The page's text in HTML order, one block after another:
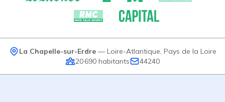
La Chapelle-sur-Erdre— Loire-Atlantique Pays de la Loire
20 690 habitants 44240